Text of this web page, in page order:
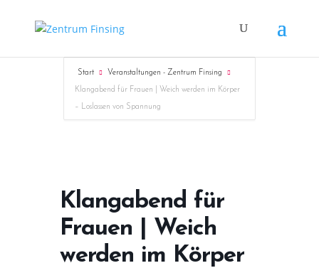
Start Veranstaltungen - Zentrum Finsing
Klangabend für Frauen | Weich werden im Körper
– Loslassen von Spannung
Klangabend für
Frauen | Weich
werden im Körper